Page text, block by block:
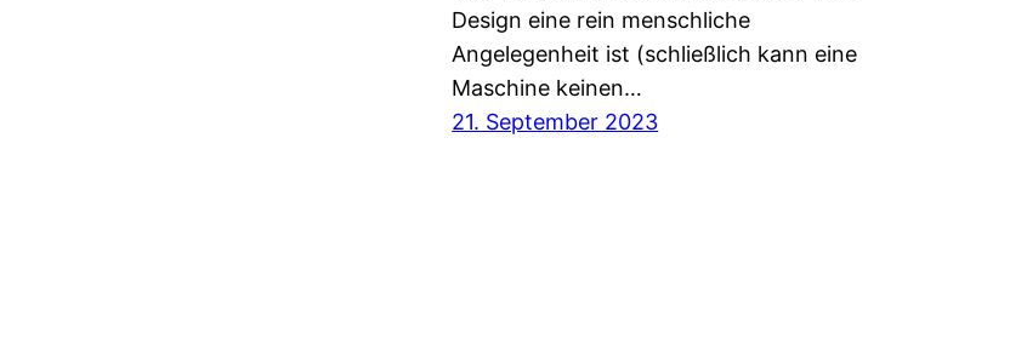
Design eine rein menschliche
Angelegenheit ist (schließlich kann eine
Maschine keinen…
21. September 2023